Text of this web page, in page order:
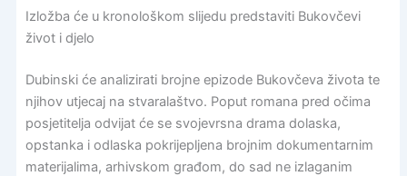
Izložba će u kronološkom slijedu predstaviti Bukovčevi
život i djelo
Dubinski će analizirati brojne epizode Bukovčeva života te
njihov utjecaj na stvaralaštvo. Poput romana pred očima
posjetitelja odvijat će se svojevrsna drama dolaska,
opstanka i odlaska pokrijepljena brojnim dokumentarnim
materijalima, arhivskom građom, do sad ne izlaganim